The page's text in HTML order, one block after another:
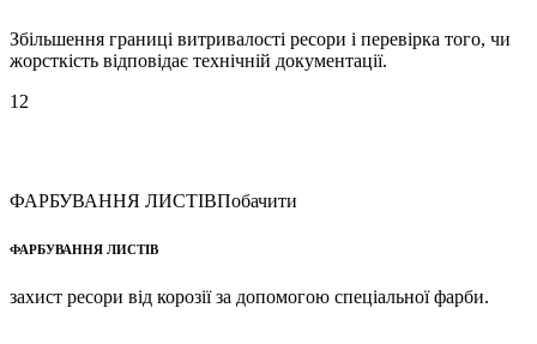
Збільшення границі витривалості ресори і перевірка того, чи
жорсткість відповідає технічній документації.
12
ФАРБУВАННЯ ЛИСТІВПобачити
ФАРБУВАННЯ ЛИСТІВ
захист ресори від корозії за допомогою спеціальної фарби.